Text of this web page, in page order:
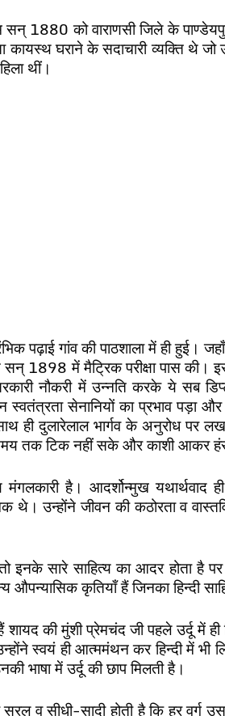
1880 को वाराणसी जिले के
घराने के सदाचारी व्यक्ति थे
थीं।
पढ़ाई गांव की पाठशाला में ही हुई।
1898 में मैट्रिक परीक्षा पास की।
नौकरी में उन्नति करके ये सब
सेनानियों का प्रभाव पड़ा
ही दुलारेलाल भार्गव के अनुरोध पर
समय तक टिक नहीं सके और काशी आकर
मंगलकारी है। आदर्शोन्मुख
उन्होंने जीवन की कठोरता व
इनके सारे साहित्य का आदर होता है
औपन्यासिक कृतियाँ हैं जिनका हिन्दी
शायद की मुंशी प्रेमचंद जी पहले उर्दू में
स्वयं ही आत्ममंथन कर हिन्दी में
भाषा में उर्दू की छाप मिलती है।
व सीधी-सादी होती है कि हर